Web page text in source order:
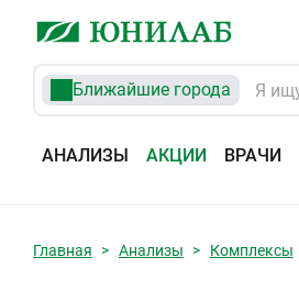
Ближайшие города
АНАЛИЗЫ АКЦИИ ВРАЧИ
Главная Анализы Комплексы